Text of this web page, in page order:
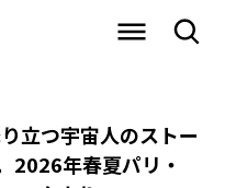
立つ宇宙人のストー
2026年春夏パリ・